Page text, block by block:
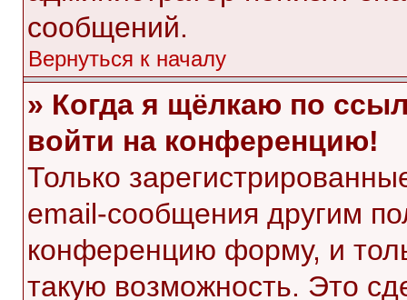
сообщений.
Вернуться к началу
» Когда я щёлкаю по
войти на конференцию!
Только
email-сообщения другим
конференцию форму, и
такую возможность. Это